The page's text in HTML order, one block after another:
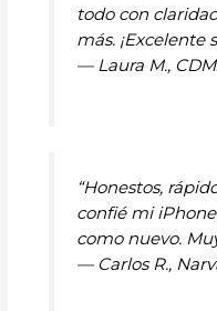
todo con
más. ¡Excelente
— Laura M.,
“Honestos,
confié mi
como nuevo.
— Carlos R.,